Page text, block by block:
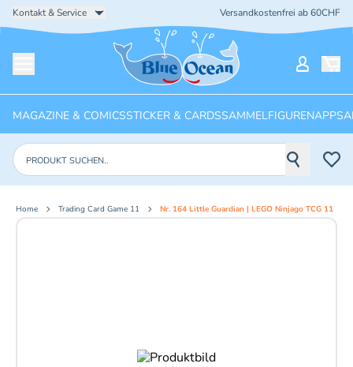
Kontakt & Service Versandkostenfrei ab 60CHF
Startseite
MAGAZINE & COMICSSTICKER & CARDSSAMMELFIGURENAPPS
Produkte suchen
Home Trading Card Game 11 Nr. 164 Little Guardian | LEGO Ninjago TCG 11